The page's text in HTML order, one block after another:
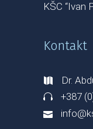
KŠC “Ivan
Kontakt
Dr.
+387